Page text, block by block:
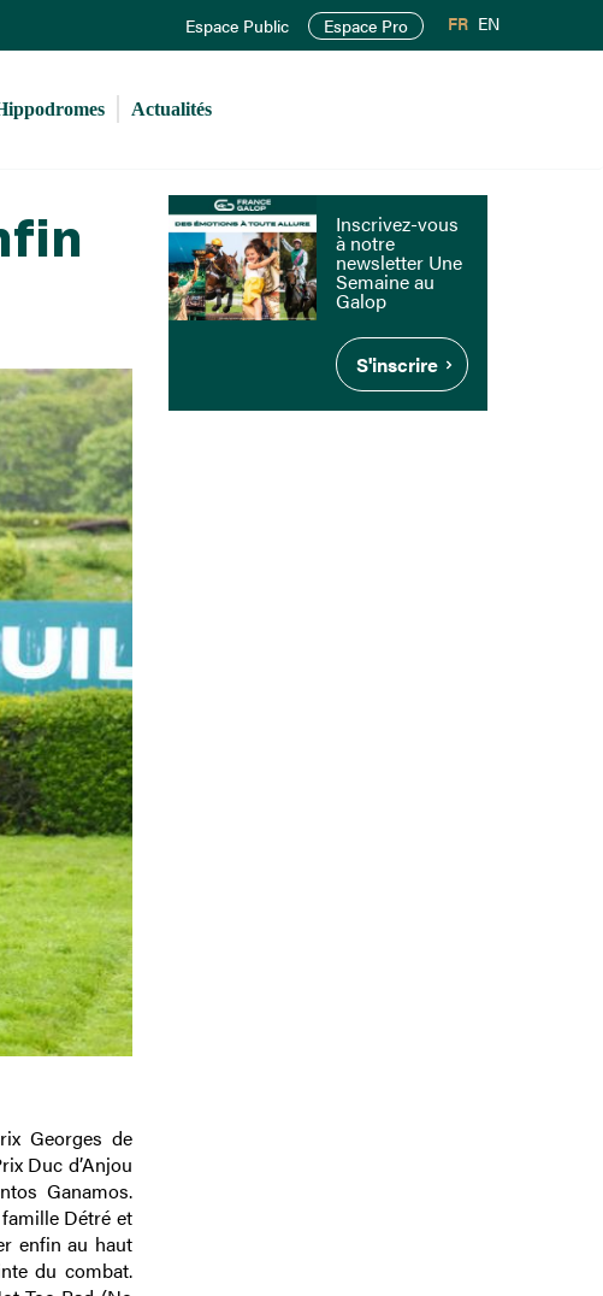
Espace Public Espace Pro FR EN
Actualités
Georges de
Duc d’Anjou
Ganamos.
Détré et
enfin au haut
du combat.
Inscrivez-vous
à notre
newsletter Une
Semaine au
Galop
S'inscrire